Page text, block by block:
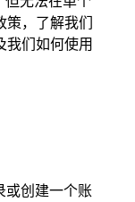
策，了解我们
我们如何使用
或创建一个账